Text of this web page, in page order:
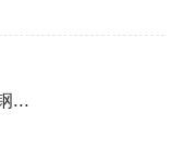
...